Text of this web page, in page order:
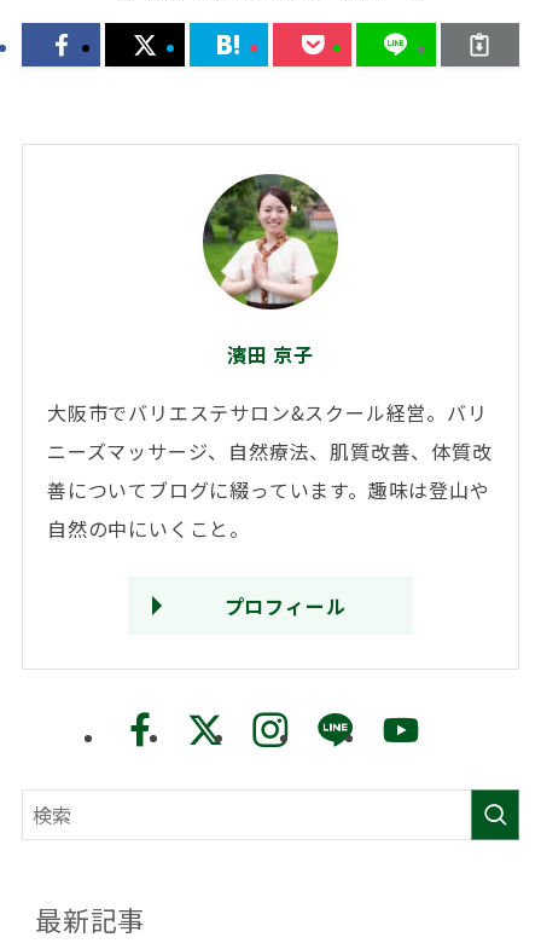
濱田 京子
大阪市でバリエステサロン&スクール経営。バリ
ニーズマッサージ、自然療法、肌質改善、体質改
善についてブログに綴っています。趣味は登山や
自然の中にいくこと。
プロフィール
最新記事